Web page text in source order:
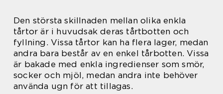
Den största skillnaden mellan olika enkla
tårtor är i huvudsak deras tårtbotten och
fyllning. Vissa tårtor kan ha flera lager, medan
andra bara består av en enkel tårbotten. Vissa
är bakade med enkla ingredienser som smör,
socker och mjöl, medan andra inte behöver
använda ugn för att tillagas.